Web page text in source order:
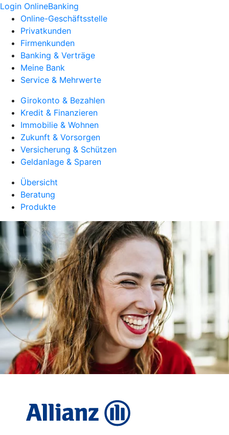
Login OnlineBanking
Online-Geschäftsstelle
Privatkunden
Firmenkunden
Banking & Verträge
Meine Bank
Service & Mehrwerte
Girokonto & Bezahlen
Kredit & Finanzieren
Immobilie & Wohnen
Zukunft & Vorsorgen
Versicherung & Schützen
Geldanlage & Sparen
Übersicht
Beratung
Produkte